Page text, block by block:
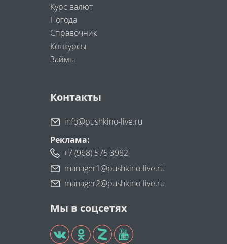
Курс валют
Погода
Справочник
Конкурсы
Займы
Контакты
info@pushkino-live.ru
Реклама:
+7 (968) 575 3982
manager1@pushkino-live.ru
manager2@pushkino-live.ru
Мы в соцсетях